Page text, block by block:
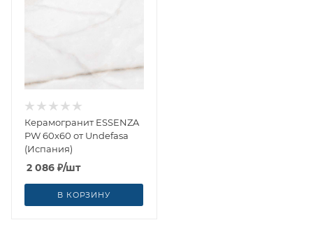
Керамогранит ESSENZA
PW 60x60 от Undefasa
(Испания)
2 086 ₽/шт
В КОРЗИНУ